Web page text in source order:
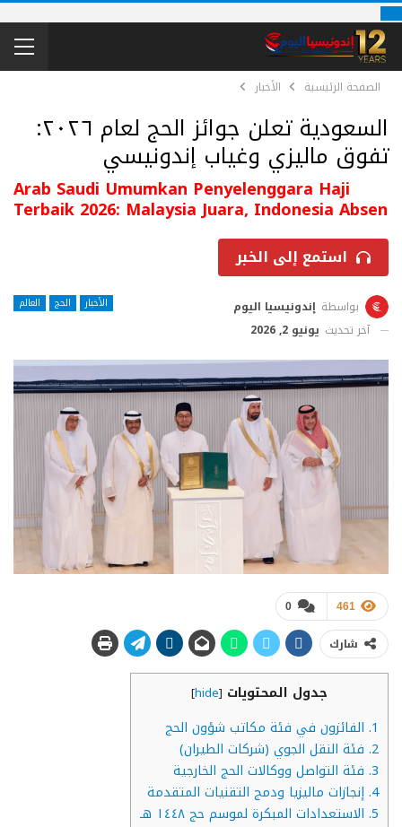
الصفحة الرئيسية الأخبار
السعودية تعلن جوائز الحج لعام ٢٠٢٦:
تفوق ماليزي وغياب إندونيسي
Arab Saudi Umumkan Penyelenggara Haji
Terbaik 2026: Malaysia Juara, Indonesia Absen
استمع إلى الخبر
الأخبار الحج العالم بواسطة إندونيسيا اليوم
آخر تحديث يونيو 2, 2026
0 461
شارك
جدول المحتويات [
hide
]
1. الفائزون في فئة مكاتب شؤون الحج
2. فئة النقل الجوي (شركات الطيران)
3. فئة التواصل ووكالات الحج الخارجية
4. إنجازات ماليزيا ودمج التقنيات المتقدمة
5. الاستعدادات المبكرة لموسم حج ١٤٤٨ هـ